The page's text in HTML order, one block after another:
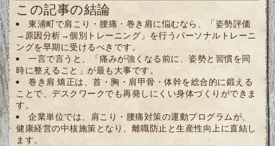
この記事の結論
東浦町で肩こり・腰痛・巻き肩に悩むなら、「姿勢評価
→原因分析→個別トレーニング」を行うパーソナルトレーニ
ングを早期に受けるべきです。
一言で言うと、「痛みが強くなる前に、姿勢と習慣を同
時に整えること」が最も大事です。
巻き肩 矯正は、首・胸・肩甲骨・体幹を総合的に鍛える
ことで、デスクワークでも再発しにくい身体づくりができま
す。
企業単位では、肩こり・腰痛対策の運動プログラムが、
健康経営の中核施策となり、離職防止と生産性向上に直結し
ます。